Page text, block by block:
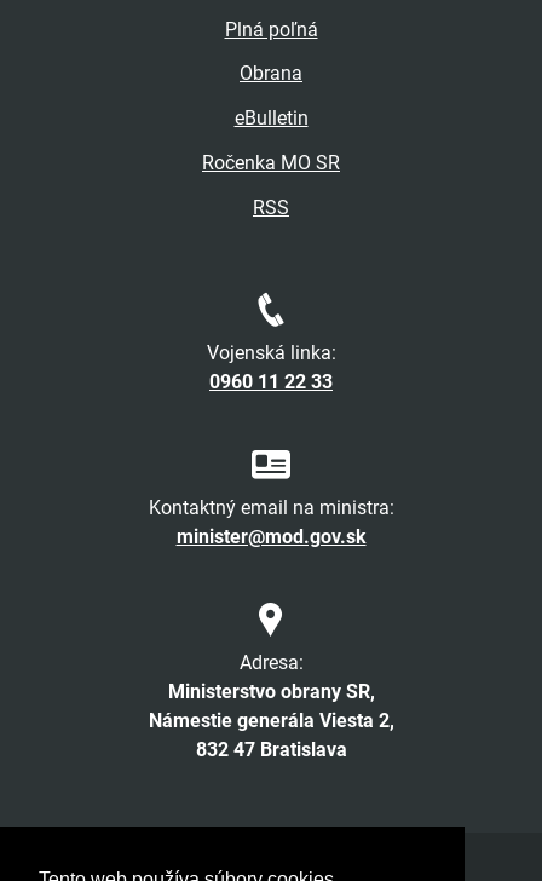
Plná poľná
Obrana
eBulletin
Ročenka MO SR
RSS
Vojenská linka:
0960 11 22 33
Kontaktný email na ministra:
minister@mod.gov.sk
Adresa:
Ministerstvo obrany SR,
Námestie generála Viesta 2,
832 47 Bratislava